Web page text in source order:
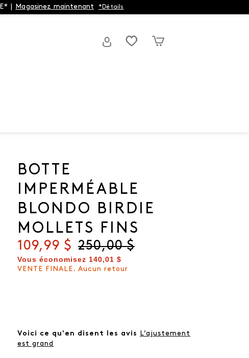
| Magasinez maintenant *Détails
BOTTE
IMPERMÉABLE
BLONDO BIRDIE
MOLLETS FINS
Prix actuel
109,99 $ Prix d'origine
250,00 $
Vous économisez 140,01 $
VENTE FINALE. Aucun retour
Voici ce qu'en disent les avis L’ajustement
est grand